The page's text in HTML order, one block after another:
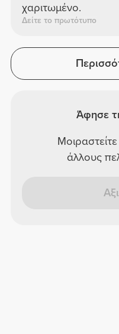
χαριτωμένο.
Δείτε το πρωτότυπο
Άφησε
άλλους